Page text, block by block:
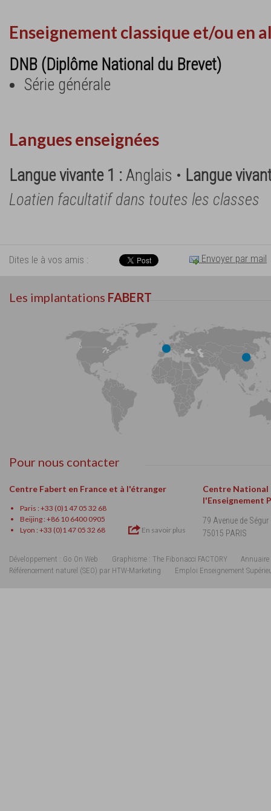
Enseignement classique et/ou en
DNB (Diplôme National du Brevet)
Série générale
Langues enseignées
Langue vivante 1 :Anglais • Langue
Loatien facultatif dans toutes les classes
Dites le à vos amis : Envoyer par mail
Les implantations FABERT
Pour nous contacter
Centre Fabert en France et à l'étranger
Paris : +33 (0)1 47 05 32 68
Beijing : +86 10 6400 0905
Lyon : +33 (0)1 47 05 32 68
En savoir plus
Centre National
l'Enseignement
79 Avenue de Ségur
75015 PARIS
Développement : Go On Web Graphisme : The Fibonacci FACTORY
Annuaire
Référencement naturel (SEO) par HTW-Marketing
Emploi Enseignement